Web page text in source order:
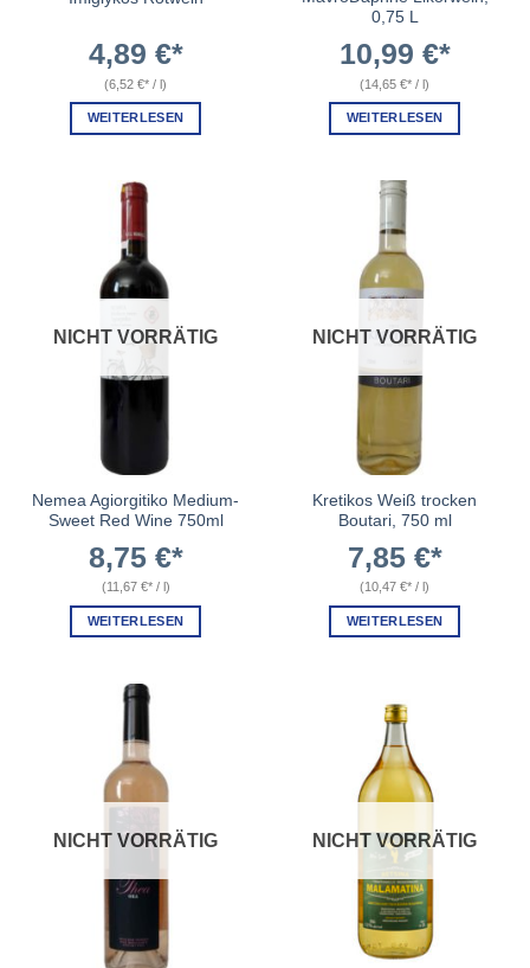
4,89 €
(6,52 € / l)
WEITERLESEN
0,75 L
10,99 €
(14,65 € / l)
WEITERLESEN
NICHT VORRÄTIG
Nemea Agiorgitiko Medium-
Sweet Red Wine 750ml
8,75 €
(11,67 € / )
WEITERLESEN
NICHT VORRÄTIG
Kretikos Weiß trocken
Boutari, 750 ml
7,85 €
(10,47 € / )
WEITERLESEN
NICHT VORRÄTIG NICHT VORRÄTIG